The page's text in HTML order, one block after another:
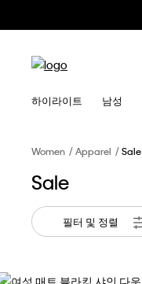
하이라이트 남성
Women Apparel Sale
Sale
필터 및 정렬